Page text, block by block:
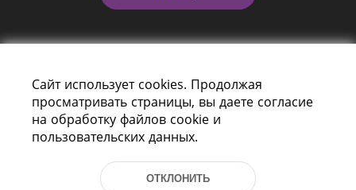
Пр-т Независимости 116
г. Минск, Республика Беларусь, 220114
Тел.: (+375 17) 368 37 37, Факс: (+375 17)
Сайт использует cookies. Продолжая
просматривать страницы, вы даете согласие
на обработку файлов cookie и
пользовательских данных.
ОТКЛОНИТЬ